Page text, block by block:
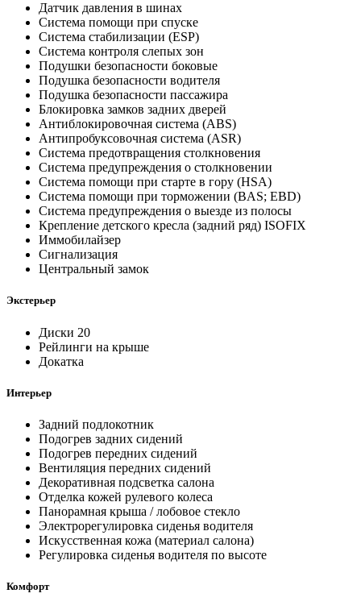
Датчик давления в шинах
Система помощи при спуске
Система стабилизации (ESP)
Система контроля слепых зон
Подушки безопасности боковые
Подушка безопасности водителя
Подушка безопасности пассажира
Блокировка замков задних дверей
Антиблокировочная система (ABS)
Антипробуксовочная система (ASR)
Система предотвращения столкновения
Система предупреждения о столкновении
Система помощи при старте в гору (HSA)
Система помощи при торможении (BAS; EBD)
Система предупреждения о выезде из полосы
Крепление детского кресла (задний ряд) ISOFIX
Иммобилайзер
Сигнализация
Центральный замок
Экстерьер
Диски 20
Рейлинги на крыше
Докатка
Интерьер
Задний подлокотник
Подогрев задних сидений
Подогрев передних сидений
Вентиляция передних сидений
Декоративная подсветка салона
Отделка кожей рулевого колеса
Панорамная крыша / лобовое стекло
Электрорегулировка сиденья водителя
Искусственная кожа (материал салона)
Регулировка сиденья водителя по высоте
Комфорт